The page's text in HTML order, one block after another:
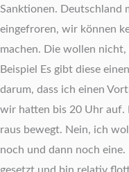
Sanktionen. Deutschland
eingefroren, wir können
machen. Die wollen
Beispiel Es gibt diese
darum, dass ich einen
wir hatten bis 20 Uhr auf.
raus bewegt. Nein, ich
noch und dann noch